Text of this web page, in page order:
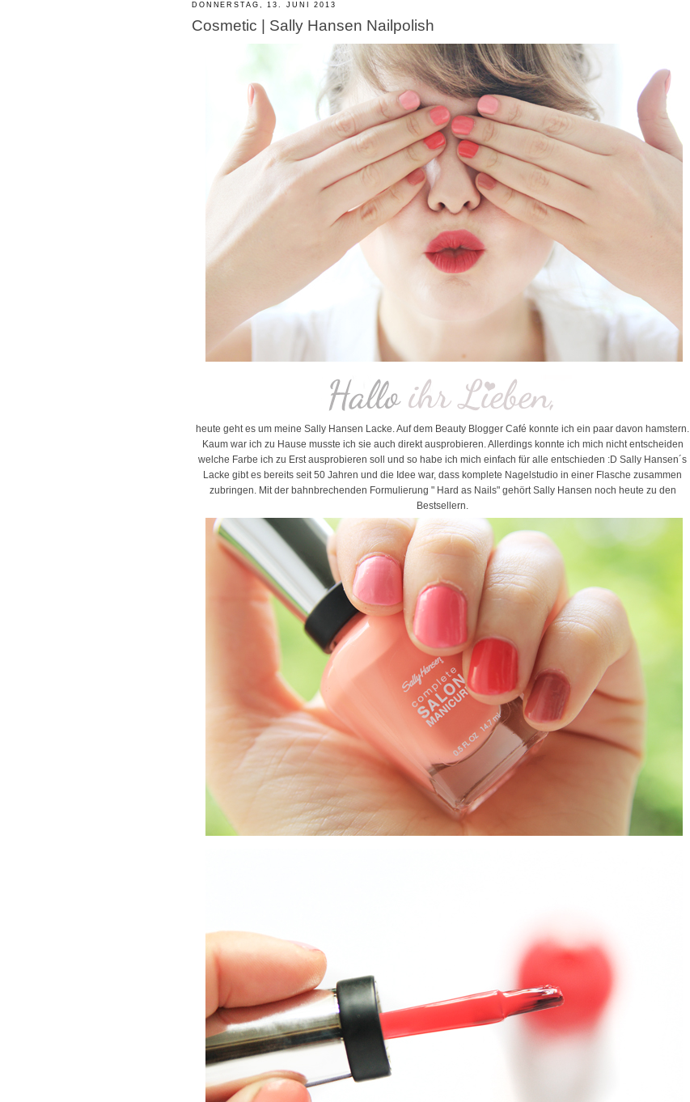
DONNERSTAG, 13. JUNI 2013
Cosmetic | Sally Hansen Nailpolish
heute geht es um meine Sally Hansen Lacke. Auf dem Beauty Blogger Café konnte ich ein paar davon hamstern.
Kaum war ich zu Hause musste ich sie auch direkt ausprobieren. Allerdings konnte ich mich nicht entscheiden
welche Farbe ich zu Erst ausprobieren soll und so habe ich mich einfach für alle entschieden :D Sally Hansen´s
Lacke gibt es bereits seit 50 Jahren und die Idee war, dass komplete Nagelstudio in einer Flasche zusammen
zubringen. Mit der bahnbrechenden Formulierung " Hard as Nails" gehört Sally Hansen noch heute zu den
Bestsellern.